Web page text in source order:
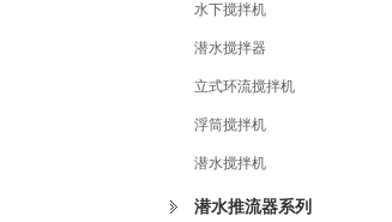
水下搅拌机
潜水搅拌器
立式环流搅拌机
浮筒搅拌机
潜水搅拌机
潜水推流器系列